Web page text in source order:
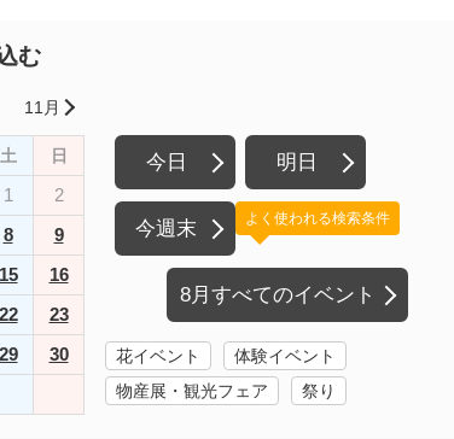
む
11月
土 日
1
2
8
9
15
16
22
23
29
30
今日 明日
今週末
8月すべてのイベント
よく使われる検索条件
花イベント
体験イベント
物産展・観光フェア
祭り